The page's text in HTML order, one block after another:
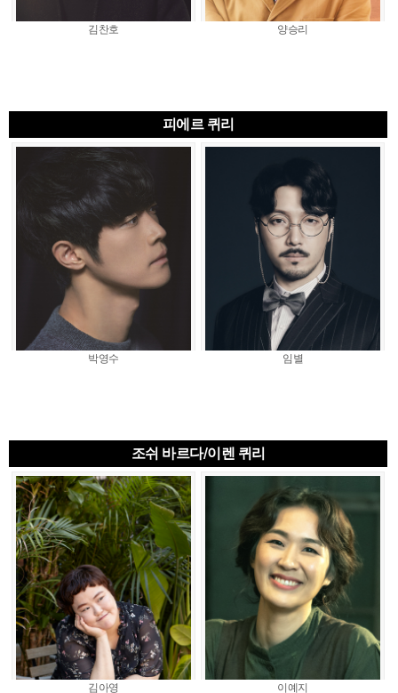
김찬호 양승리
피에르 퀴리
박영수 임별
조쉬 바르다/이렌 퀴리
김아영 이예지